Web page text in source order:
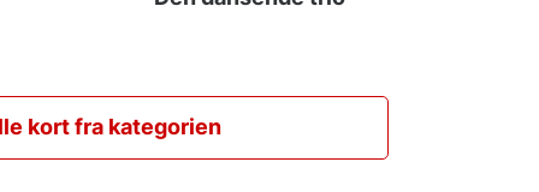
kort fra kategorien